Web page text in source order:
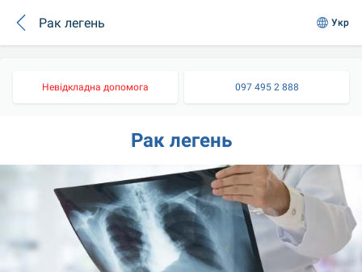
Рак легень Укр
Невідкладна допомога 097 495 2 888
Рак легень